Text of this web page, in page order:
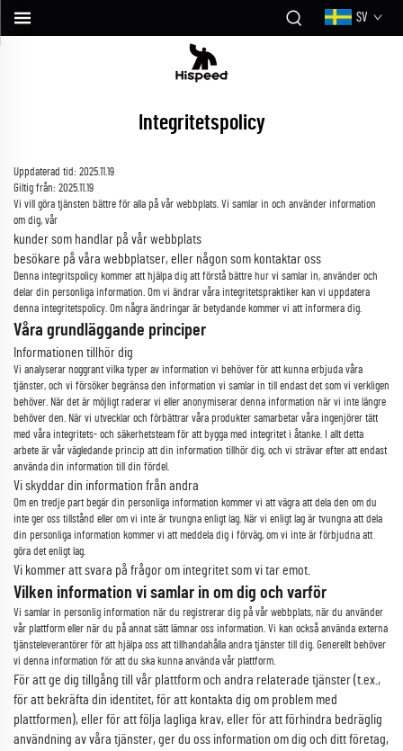
SV
Integritetspolicy
Uppdaterad tid: 2025.11.19
Giltig från: 2025.11.19
Vi vill göra tjänsten bättre för alla på vår webbplats. Vi samlar in och använder information
om dig, vår
kunder som handlar på vår webbplats
besökare på våra webbplatser, eller någon som kontaktar oss
Denna integritspolicy kommer att hjälpa dig att förstå bättre hur vi samlar in, använder och
delar din personliga information. Om vi ändrar våra integritetspraktiker kan vi uppdatera
denna integritetspolicy. Om några ändringar är betydande kommer vi att informera dig.
Våra grundläggande principer
Informationen tillhör dig
Vi analyserar noggrant vilka typer av information vi behöver för att kunna erbjuda våra
tjänster, och vi försöker begränsa den information vi samlar in till endast det som vi verkligen
behöver. När det är möjligt raderar vi eller anonymiserar denna information när vi inte längre
behöver den. När vi utvecklar och förbättrar våra produkter samarbetar våra ingenjörer tätt
med våra integritets- och säkerhetsteam för att bygga med integritet i åtanke. I allt detta
arbete är vår vägledande princip att din information tillhör dig, och vi strävar efter att endast
använda din information till din fördel.
Vi skyddar din information från andra
Om en tredje part begär din personliga information kommer vi att vägra att dela den om du
inte ger oss tillstånd eller om vi inte är tvungna enligt lag. När vi enligt lag är tvungna att dela
din personliga information kommer vi att meddela dig i förväg, om vi inte är förbjudna att
göra det enligt lag.
Vi kommer att svara på frågor om integritet som vi tar emot.
Vilken information vi samlar in om dig och varför
Vi samlar in personlig information när du registrerar dig på vår webbplats, när du använder
vår plattform eller när du på annat sätt lämnar oss information. Vi kan också använda externa
tjänsteleverantörer för att hjälpa oss att tillhandahålla andra tjänster till dig. Generellt behöver
vi denna information för att du ska kunna använda vår plattform.
För att ge dig tillgång till vår plattform och andra relaterade tjänster (t.ex.,
för att bekräfta din identitet, för att kontakta dig om problem med
plattformen), eller för att följa lagliga krav, eller för att förhindra bedräglig
användning av våra tjänster, ger du oss information om dig och ditt företag,